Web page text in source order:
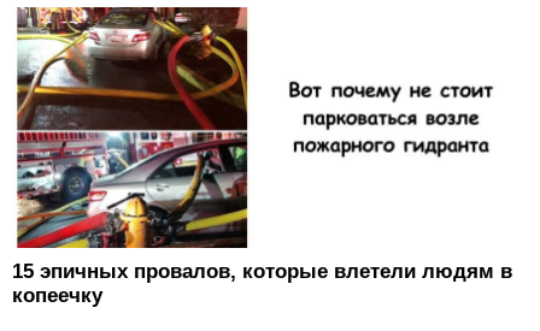
15 эпичных провалов, которые влетели людям в
копеечку